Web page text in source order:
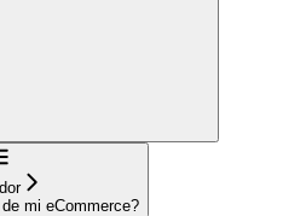
mi eCommerce?